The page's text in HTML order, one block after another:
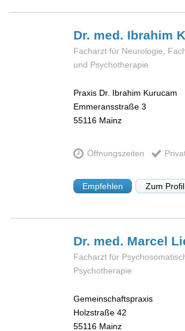
Dr. med. Ibrahim
Facharzt für Neurologie,
und Psychotherapie
Praxis Dr. Ibrahim Kurucam
Emmeransstraße 3
55116 Mainz
Öffnungszeiten
Empfehlen Zum Profil
Dr. med. Marcel
Facharzt für
Psychotherapie
Gemeinschaftspraxis
Holzstraße 42
55116 Mainz